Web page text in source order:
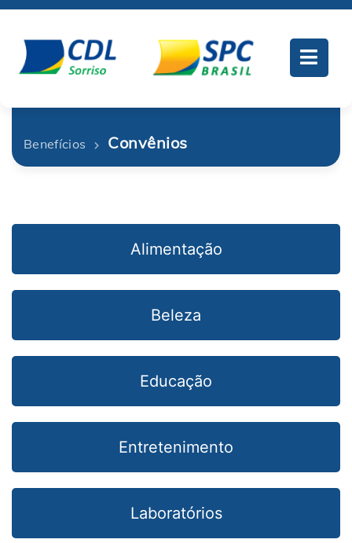
Benefícios Convênios
Alimentação
Beleza
Educação
Entretenimento
Laboratórios